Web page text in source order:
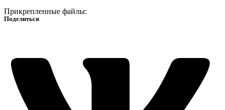
Прикрепленные файлы:
Поделиться